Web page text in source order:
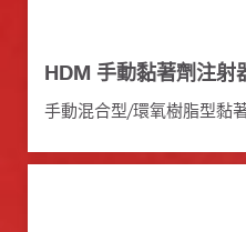
HDM 手動黏著劑注射
手動混合型/環氧樹脂型黏